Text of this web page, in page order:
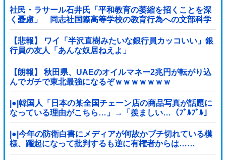
社民・ラサール石井氏「平和教育の萎縮を招くことを深
く憂慮」 同志社国際高等学校の教育行為への文部科学
省の対応に関する質問主意書 [少考さん★]
【悲報】 ワイ「半沢直樹みたいな銀行員カッコいい」銀
行員の友人「あんな奴居ねえよ」
【朗報】 秋田県、UAEのオイルマネー2兆円が転がり込
んでガチで東北最強になるぞｗｗｗｗｗｗｗ
|●|韓国人「日本の某全国チェーン店の商品写真が話題に
なっている理由がこちら…」→「羨ましい…（ﾌﾞﾙﾌﾞﾙ」
＝韓国の反応
|●|今年の防衛白書にメディアが何故かブチ切れている模
様、躍起になって批判するも逆に有権者からは……